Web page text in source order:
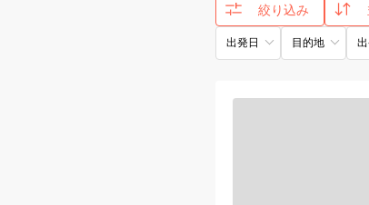
絞り込み
出発日 目的地